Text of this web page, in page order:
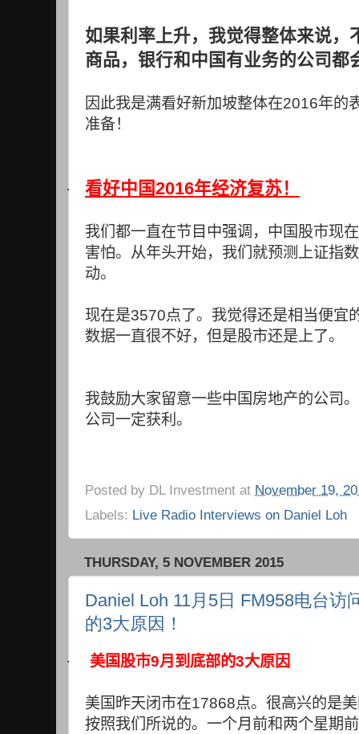
如果利率上升，我觉得整体来说，
商品，银行和中国有业务的公司都
因此我是满看好新加坡整体在2016年的
准备！
· 看好中国2016年经济复苏！
我们都一直在节目中强调，中国股市现
害怕。从年头开始，我们就预测上证指
动。
现在是3570点了。我觉得还是相当便宜
数据一直很不好，但是股市还是上了。
我鼓励大家留意一些中国房地产的公司
公司一定获利。
Posted by DL Investment at November 19,
Labels: Live Radio Interviews on Daniel Loh
THURSDAY, 5 NOVEMBER 2015
Daniel Loh 11月5日 FM958电台访
的3大原因！
· 美国股市9月到底部的3大原因
美国昨天闭市在17868点。很高兴的是
按照我们所说的。一个月前和两个星期